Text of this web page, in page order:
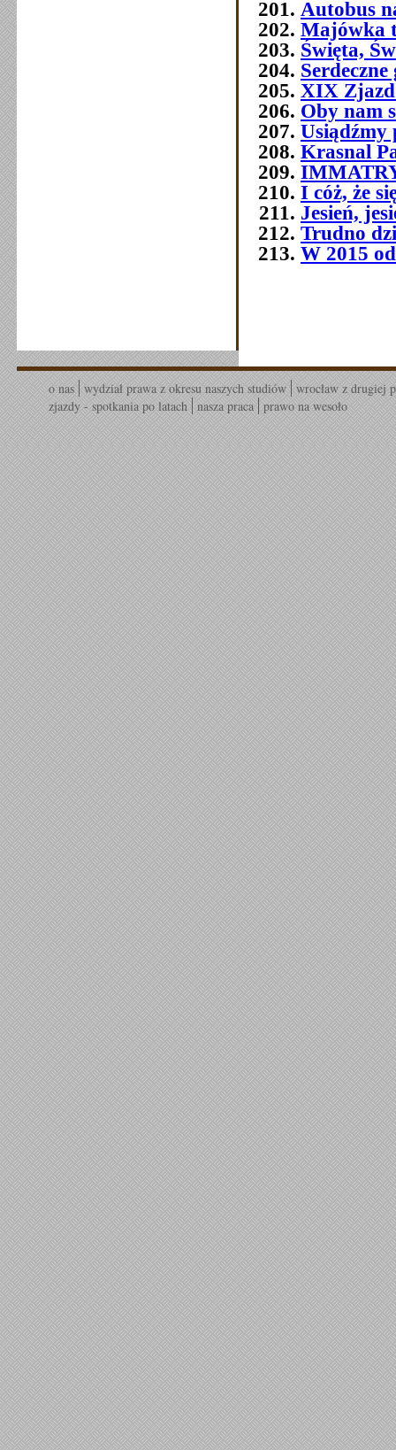
Autobus
Majówka
Święta,
XIX
Oby nam
Usiądźmy
Krasnal
I cóż, że
Jesień,
Trudno
W 2015
o nas wydział prawa z okresu naszych studiów wrocław z drugiej
zjazdy - spotkania po latach nasza praca prawo na wesoło